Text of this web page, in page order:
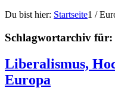
Du bist hier: Startseite1 /
Schlagwortarchiv für:
Liberalismus,
Europa